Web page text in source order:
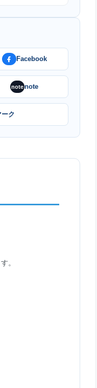
Facebook
notenote
ク
。